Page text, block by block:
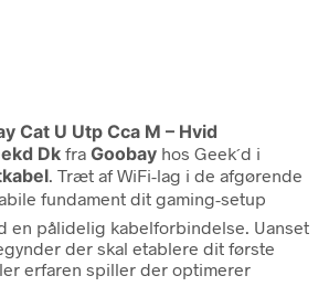
Cat U Utp Cca M – Hvid
Dk fra Goobay hos Geek´d i
. Træt af WiFi-lag i de afgørende
fundament dit gaming-setup
en pålidelig kabelforbindelse. Uanset
der skal etablere dit første
erfaren spiller der optimerer